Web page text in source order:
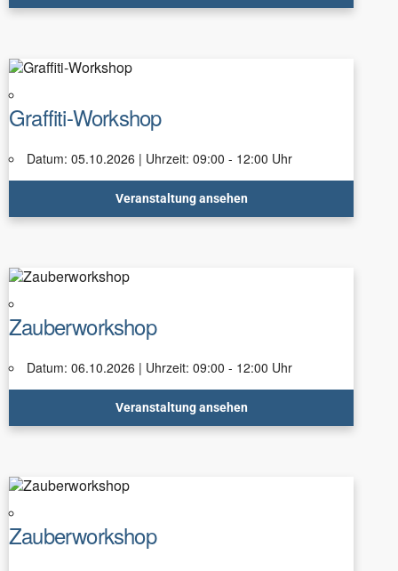
Graffiti-Workshop
Datum: 05.10.2026 | Uhrzeit: 09:00 - 12:00 Uhr
Veranstaltung ansehen
Zauberworkshop
Datum: 06.10.2026 | Uhrzeit: 09:00 - 12:00 Uhr
Veranstaltung ansehen
Zauberworkshop